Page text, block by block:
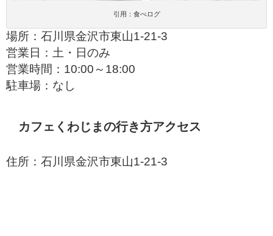
引用：食べログ
場所：石川県金沢市東山1-21-3
営業日：土・日のみ
営業時間：10:00～18:00
駐車場：なし
カフェくわじまの行き方アクセス
住所：石川県金沢市東山1-21-3